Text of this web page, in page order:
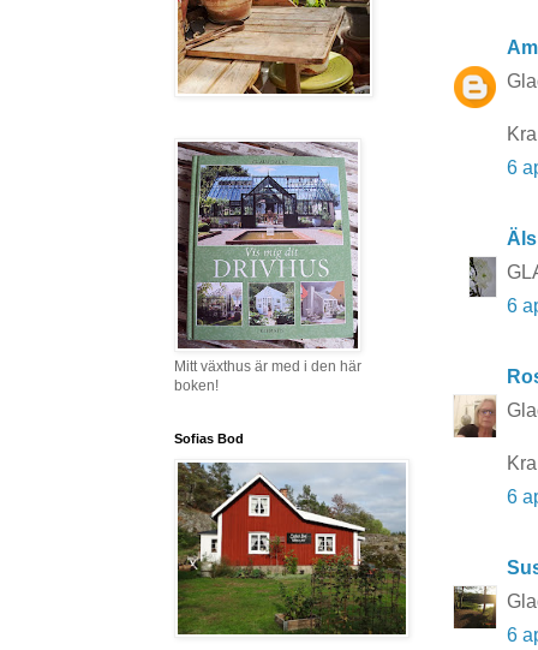
6
6
6
6
Mitt växthus är med i den här
boken!
Sofias Bod